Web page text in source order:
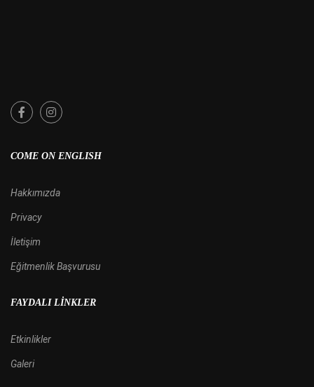
COME ON ENGLISH
Hakkımızda
Privacy
İletişim
Eğitmenlik Başvurusu
FAYDALI LINKLER
Etkinlikler
Galeri